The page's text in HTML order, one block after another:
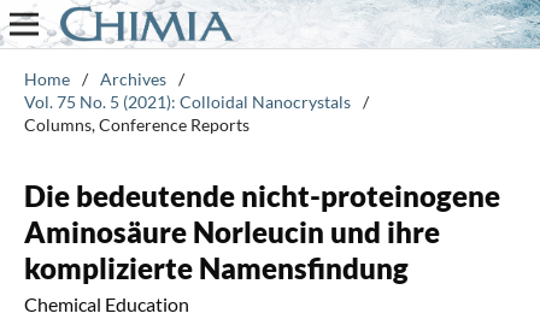
Home / Archives /
Vol. 75 No. 5 (2021): Colloidal Nanocrystals /
Columns, Conference Reports
Die bedeutende nicht-proteinogene
Aminosäure Norleucin und ihre
komplizierte Namensfindung
Chemical Education